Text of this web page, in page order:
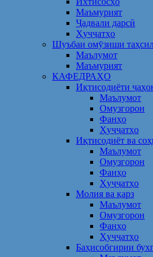
Маъмурият
Ҷадвали дарсӣ
Ҳуҷҷатҳо
Шуъбаи омӯзиши
Маълумот
Маъмурият
КАФЕДРАҲО
Иқтисодиёти
Маълумот
Омузгорон
Фанҳо
Ҳуҷҷатҳо
Иқтисодиёт ва
Маълумот
Омузгорон
Фанҳо
Ҳуҷҷатҳо
Молия ва қарз
Маълумот
Омузгорон
Фанҳо
Ҳуҷҷатҳо
Баҳисобгирии